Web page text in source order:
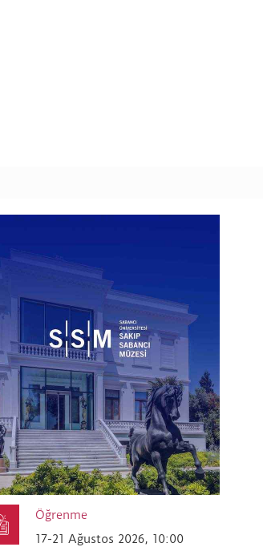
Öğrenme
17-21 Ağustos 2026, 10:00